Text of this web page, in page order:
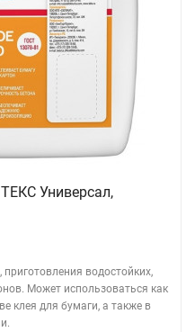
Универсал,
водостойких,
Может использоваться как
клея для бумаги, а также в